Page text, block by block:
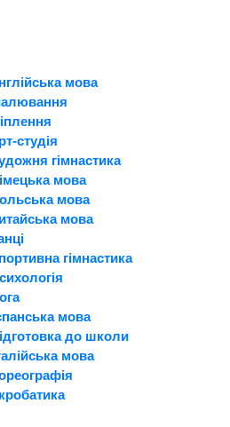
мова
студія
гімнастика
мова
мова
мова
гімнастика
мова
до школи
мова